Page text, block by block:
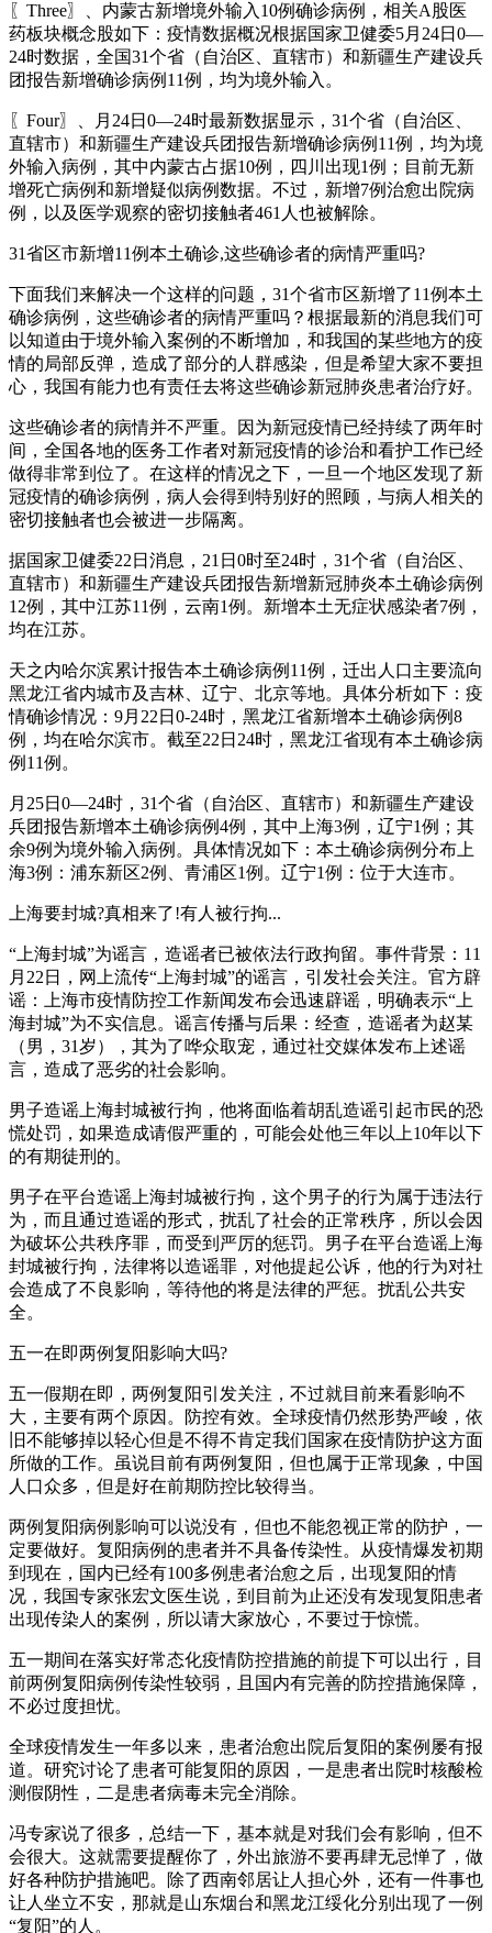
〖Three〗、内蒙古新增境外输入10例确诊病例，相关A股医
药板块概念股如下：疫情数据概况根据国家卫健委5月24日0—
24时数据，全国31个省（自治区、直辖市）和新疆生产建设兵
团报告新增确诊病例11例，均为境外输入。
〖Four〗、月24日0—24时最新数据显示，31个省（自治区、
直辖市）和新疆生产建设兵团报告新增确诊病例11例，均为境
外输入病例，其中内蒙古占据10例，四川出现1例；目前无新
增死亡病例和新增疑似病例数据。不过，新增7例治愈出院病
例，以及医学观察的密切接触者461人也被解除。
31省区市新增11例本土确诊,这些确诊者的病情严重吗?
下面我们来解决一个这样的问题，31个省市区新增了11例本土
确诊病例，这些确诊者的病情严重吗？根据最新的消息我们可
以知道由于境外输入案例的不断增加，和我国的某些地方的疫
情的局部反弹，造成了部分的人群感染，但是希望大家不要担
心，我国有能力也有责任去将这些确诊新冠肺炎患者治疗好。
这些确诊者的病情并不严重。因为新冠疫情已经持续了两年时
间，全国各地的医务工作者对新冠疫情的诊治和看护工作已经
做得非常到位了。在这样的情况之下，一旦一个地区发现了新
冠疫情的确诊病例，病人会得到特别好的照顾，与病人相关的
密切接触者也会被进一步隔离。
据国家卫健委22日消息，21日0时至24时，31个省（自治区、
直辖市）和新疆生产建设兵团报告新增新冠肺炎本土确诊病例
12例，其中江苏11例，云南1例。新增本土无症状感染者7例，
均在江苏。
天之内哈尔滨累计报告本土确诊病例11例，迁出人口主要流向
黑龙江省内城市及吉林、辽宁、北京等地。具体分析如下：疫
情确诊情况：9月22日0-24时，黑龙江省新增本土确诊病例8
例，均在哈尔滨市。截至22日24时，黑龙江省现有本土确诊病
例11例。
月25日0—24时，31个省（自治区、直辖市）和新疆生产建设
兵团报告新增本土确诊病例4例，其中上海3例，辽宁1例；其
余9例为境外输入病例。具体情况如下：本土确诊病例分布上
海3例：浦东新区2例、青浦区1例。辽宁1例：位于大连市。
上海要封城?真相来了!有人被行拘...
“上海封城”为谣言，造谣者已被依法行政拘留。事件背景：11
月22日，网上流传“上海封城”的谣言，引发社会关注。官方辟
谣：上海市疫情防控工作新闻发布会迅速辟谣，明确表示“上
海封城”为不实信息。谣言传播与后果：经查，造谣者为赵某
（男，31岁），其为了哗众取宠，通过社交媒体发布上述谣
言，造成了恶劣的社会影响。
男子造谣上海封城被行拘，他将面临着胡乱造谣引起市民的恐
慌处罚，如果造成请假严重的，可能会处他三年以上10年以下
的有期徒刑的。
男子在平台造谣上海封城被行拘，这个男子的行为属于违法行
为，而且通过造谣的形式，扰乱了社会的正常秩序，所以会因
为破坏公共秩序罪，而受到严厉的惩罚。男子在平台造谣上海
封城被行拘，法律将以造谣罪，对他提起公诉，他的行为对社
会造成了不良影响，等待他的将是法律的严惩。扰乱公共安
全。
五一在即两例复阳影响大吗?
五一假期在即，两例复阳引发关注，不过就目前来看影响不
大，主要有两个原因。防控有效。全球疫情仍然形势严峻，依
旧不能够掉以轻心但是不得不肯定我们国家在疫情防护这方面
所做的工作。虽说目前有两例复阳，但也属于正常现象，中国
人口众多，但是好在前期防控比较得当。
两例复阳病例影响可以说没有，但也不能忽视正常的防护，一
定要做好。复阳病例的患者并不具备传染性。从疫情爆发初期
到现在，国内已经有100多例患者治愈之后，出现复阳的情
况，我国专家张宏文医生说，到目前为止还没有发现复阳患者
出现传染人的案例，所以请大家放心，不要过于惊慌。
五一期间在落实好常态化疫情防控措施的前提下可以出行，目
前两例复阳病例传染性较弱，且国内有完善的防控措施保障，
不必过度担忧。
全球疫情发生一年多以来，患者治愈出院后复阳的案例屡有报
道。研究讨论了患者可能复阳的原因，一是患者出院时核酸检
测假阴性，二是患者病毒未完全消除。
冯专家说了很多，总结一下，基本就是对我们会有影响，但不
会很大。这就需要提醒你了，外出旅游不要再肆无忌惮了，做
好各种防护措施吧。除了西南邻居让人担心外，还有一件事也
让人坐立不安，那就是山东烟台和黑龙江绥化分别出现了一例
“复阳”的人。